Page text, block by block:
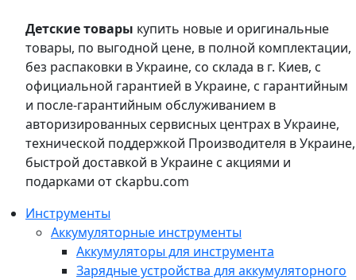
Детские товары купить новые и оригинальные
товары, по выгодной цене, в полной комплектации,
без распаковки в Украине, со склада в г. Киев, с
официальной гарантией в Украине, с гарантийным
и после-гарантийным обслуживанием в
авторизированных сервисных центрах в Украине,
технической поддержкой Производителя в Украине,
быстрой доставкой в Украине с акциями и
подарками от ckapbu.com
Инструменты
Аккумуляторные инструменты
Аккумуляторы для инструмента
Зарядные устройства для аккумуляторного